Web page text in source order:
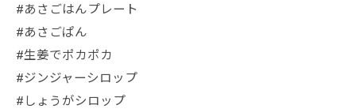
#あさごはんプレート
#あさごぱん
#生姜でポカポカ
#ジンジャーシロップ
#しょうがシロップ